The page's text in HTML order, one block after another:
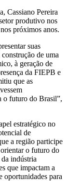
Cassiano Pereira
produtivo nos
próximos anos.
suas
de uma
à geração de
da FIEPB e
que as
o futuro do Brasil”,
estratégico no
de
a região participe
o futuro do
indústria
que impactam a
oportunidades para